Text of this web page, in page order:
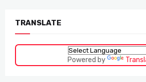
TRANSLATE
Powered by